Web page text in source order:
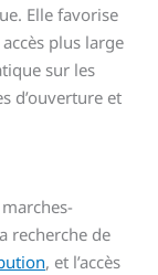
Elle favorise
plus large
sur les
d’ouverture et
recherche de
, et l’accès